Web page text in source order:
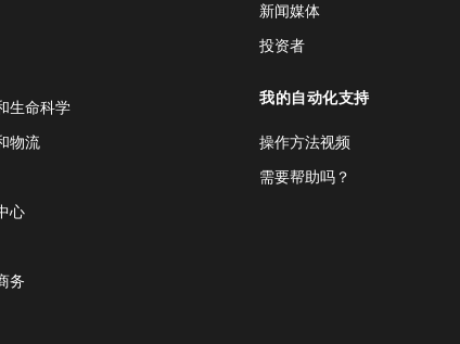
生命科学
物流
心
务
新闻媒体
投资者
我的自动化支持
操作方法视频
需要帮助吗？